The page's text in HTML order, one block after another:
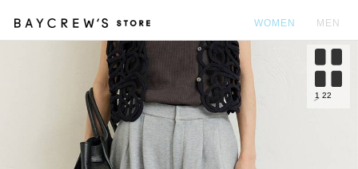
WOMEN MEN
1 22